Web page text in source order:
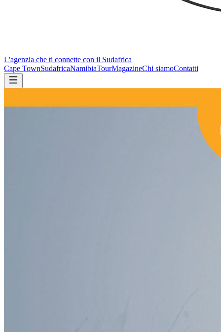
L'agenzia che ti connette con il Sudafrica
Cape TownSudafricaNamibiaTourMagazineChi siamoContatti